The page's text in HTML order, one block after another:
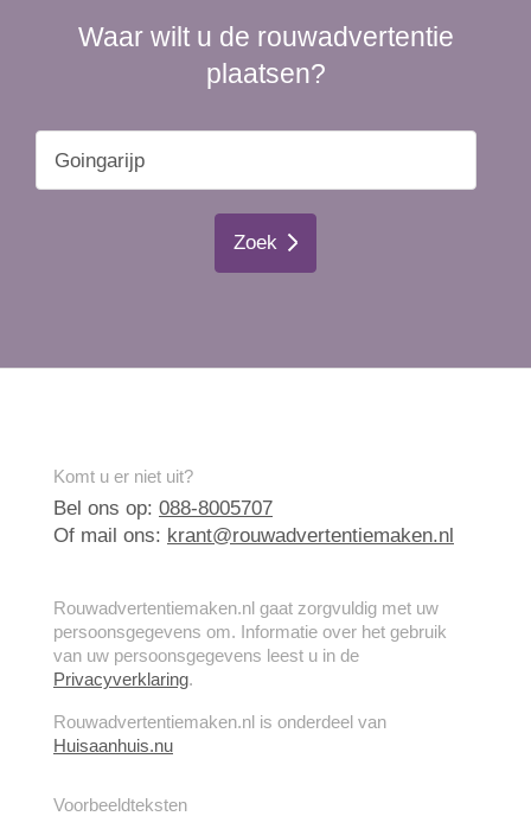
Waar wilt u de rouwadvertentie
plaatsen?
Zoek
Komt u er niet uit?
Bel ons op: 088-8005707
Of mail ons: krant@rouwadvertentiemaken.nl
Rouwadvertentiemaken.nl gaat zorgvuldig met uw
persoonsgegevens om. Informatie over het gebruik
van uw persoonsgegevens leest u in de
Privacyverklaring.
Rouwadvertentiemaken.nl is onderdeel van
Huisaanhuis.nu
Voorbeeldteksten